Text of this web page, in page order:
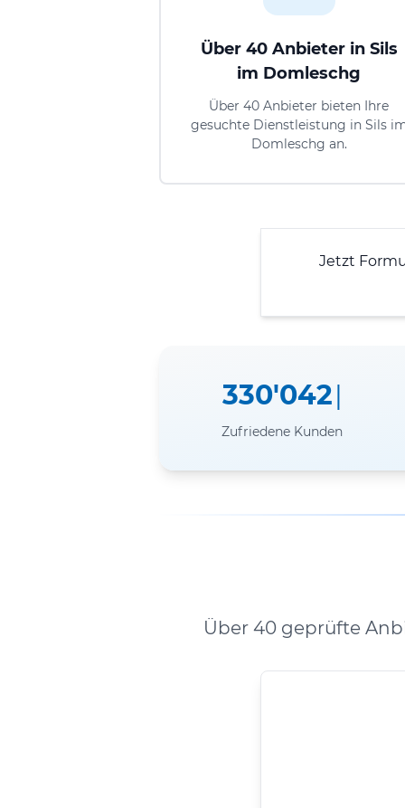
Über 40 Anbieter in Sils
im Domleschg
Über 40 Anbieter bieten Ihre
gesuchte Dienstleistung in Sils
Domleschg an.
Jetzt
330'042
Zufriedene Kunden
Über 40 geprüfte